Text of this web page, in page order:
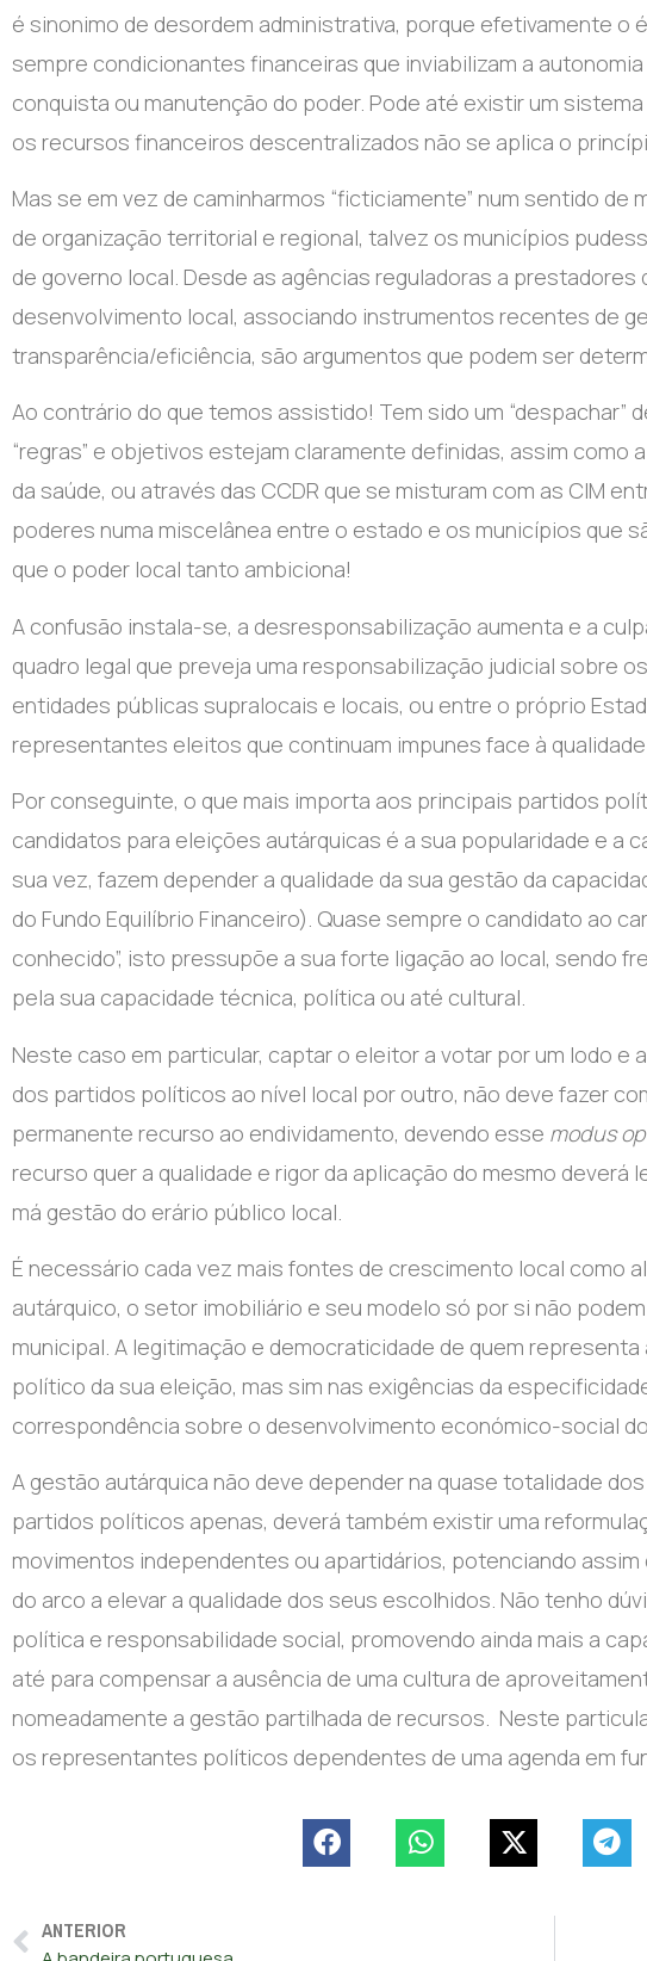
é sinonimo de desordem administrativa, porque efetivamente o
sempre condicionantes financeiras que inviabilizam a
conquista ou manutenção do poder. Pode até existir um
os recursos financeiros descentralizados não se aplica o
Mas se em vez de caminharmos “ficticiamente” num sentido
de organização territorial e regional, talvez os municípios
de governo local. Desde as agências reguladoras a
desenvolvimento local, associando instrumentos recentes de
transparência/eficiência, são argumentos que podem ser
Ao contrário do que temos assistido! Tem sido um
“regras” e objetivos estejam claramente definidas, assim como
da saúde, ou através das CCDR que se misturam com as CIM
poderes numa miscelânea entre o estado e os municípios que
que o poder local tanto ambiciona!
A confusão instala-se, a desresponsabilização aumenta e a
quadro legal que preveja uma responsabilização judicial sobre
entidades públicas supralocais e locais, ou entre o próprio
representantes eleitos que continuam impunes face à
Por conseguinte, o que mais importa aos principais partidos
candidatos para eleições autárquicas é a sua popularidade e a
sua vez, fazem depender a qualidade da sua gestão da
do Fundo Equilíbrio Financeiro). Quase sempre o candidato ao
conhecido”, isto pressupõe a sua forte ligação ao local, sendo
pela sua capacidade técnica, política ou até cultural.
Neste caso em particular, captar o eleitor a votar por um lodo
dos partidos políticos ao nível local por outro, não deve fazer
permanente recurso ao endividamento, devendo esse modus
recurso quer a qualidade e rigor da aplicação do mesmo deverá
má gestão do erário público local.
É necessário cada vez mais fontes de crescimento local como
autárquico, o setor imobiliário e seu modelo só por si não
municipal. A legitimação e democraticidade de quem
político da sua eleição, mas sim nas exigências da
correspondência sobre o desenvolvimento económico-social
A gestão autárquica não deve depender na quase totalidade
partidos políticos apenas, deverá também existir uma
movimentos independentes ou apartidários, potenciando
do arco a elevar a qualidade dos seus escolhidos. Não tenho
política e responsabilidade social, promovendo ainda mais a
até para compensar a ausência de uma cultura de
nomeadamente a gestão partilhada de recursos. Neste
os representantes políticos dependentes de uma agenda em
ANTERIOR